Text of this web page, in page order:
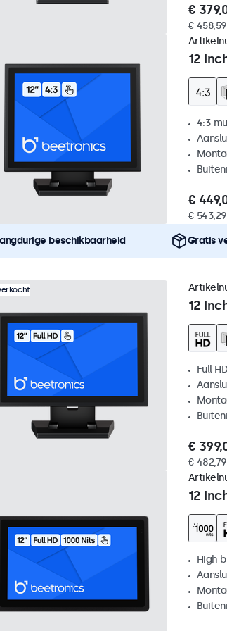
€
€
12
4:3
€
€
beschikbaarheid Gratis
12
Full
€
€
12
High